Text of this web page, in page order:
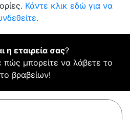
Κάντε κλικ εδώ για να
η εταιρεία σας?
πώς μπορείτε να λάβετε το
βραβείων!